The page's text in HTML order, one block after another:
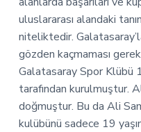
uluslararası alandaki
niteliktedir.
gözden kaçmaması
Galatasaray Spor Klübü
tarafından kurulmuştur.
doğmuştur. Bu da Ali
kulübünü sadece 19